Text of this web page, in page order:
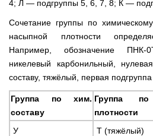
4; Л — подгруппы 5, 6, 7, 8; К —
Сочетание группы по
насыпной плотности
Например, обозначение ПНК-
никелевый карбонильный,
составу, тяжёлый, первая
Группа по хим.
составу
Группа
плотности
У Т (тяжёлый)